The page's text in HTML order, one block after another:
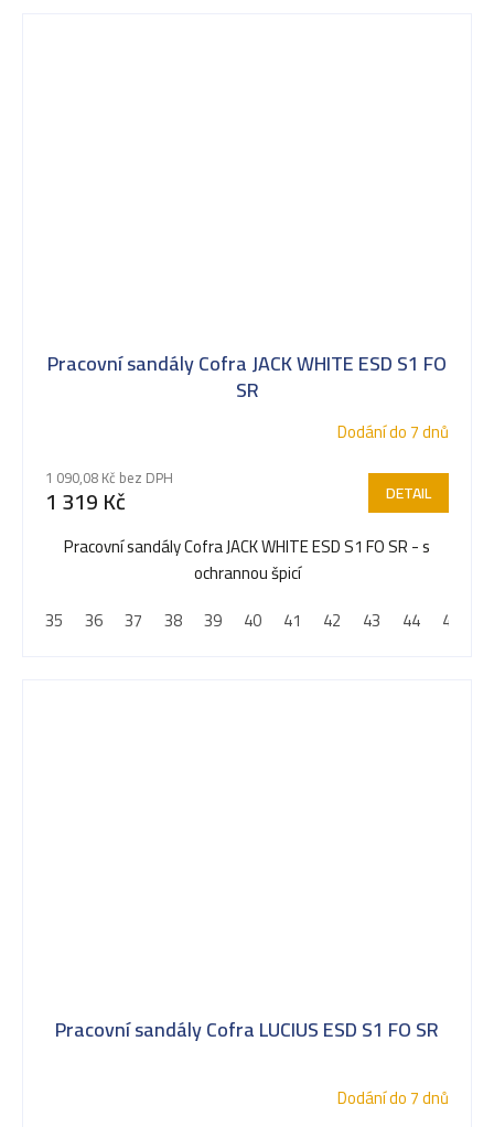
Pracovní sandály Cofra JACK WHITE ESD S1 FO
SR
Dodání do 7 dnů
1 090,08 Kč bez DPH
1 319 Kč DETAIL
Pracovní sandály Cofra JACK WHITE ESD S1 FO SR - s
ochrannou špicí
35
36 37 38 39 40 41 42 43 44 45
Pracovní sandály Cofra LUCIUS ESD S1 FO SR
Dodání do 7 dnů